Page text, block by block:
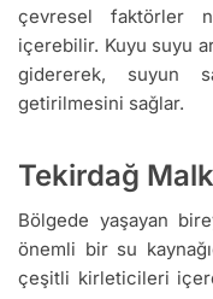
çevresel faktörler
içerebilir. Kuyu suyu
gidererek, suyun
getirilmesini sağlar.
Tekirdağ
Bölgede yaşayan
önemli bir su
çeşitli kirleticileri